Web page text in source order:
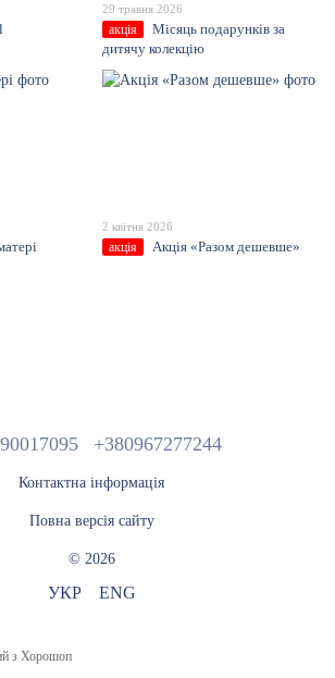
29 травня 2026
акція
Місяць подарунків за
дитячу колекцію
2 квітня 2026
акція Акція «Разом дешевше»
+380967277244
Контактна інформація
Повна версія сайту
© 2026
УКР ENG
з Хорошоп